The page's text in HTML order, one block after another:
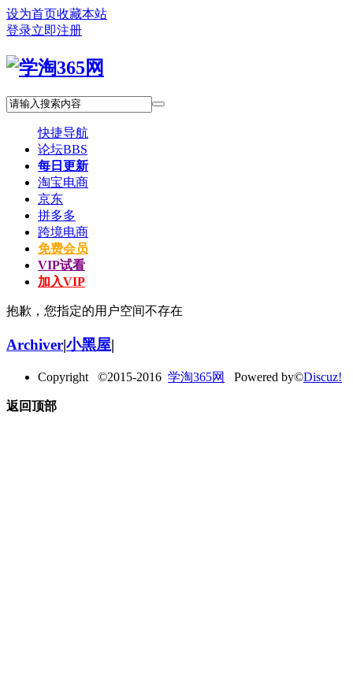
设为首页收藏本站
登录立即注册
快捷导航
论坛BBS
每日更新
淘宝电商
京东
拼多多
跨境电商
免费会员
VIP试看
加入VIP
抱歉，您指定的用户空间不存在
Archiver|小黑屋|
Copyright ©2015-2016 学淘365网 Powered by©Discuz!
返回顶部